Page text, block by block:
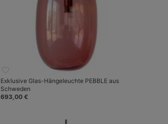
Exklusive Glas-Hängeleuchte PEBBLE aus
Schweden
693,00 €